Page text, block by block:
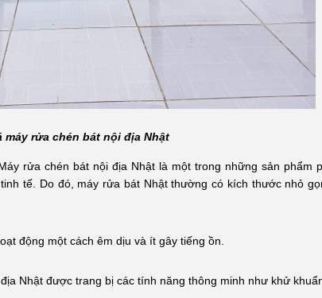
máy rửa chén bát nội địa Nhật
rửa chén bát nội địa Nhật là một trong những sản phẩm
tế. Do đó, máy rửa bát Nhật thường có kích thước nhỏ
động một cách êm dịu và ít gây tiếng ồn.
Nhật được trang bị các tính năng thông minh như khử khuẩn